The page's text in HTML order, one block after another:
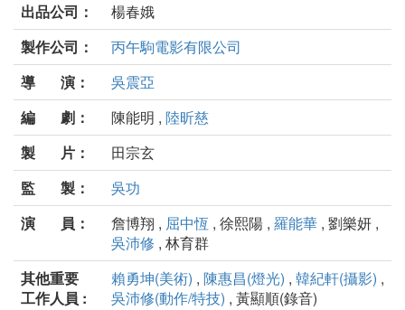
出品公司：
楊春娥
製作公司：
丙午駒電影有限公司
導 演：
吳震亞
編 劇：
陳能明 , 陸昕慈
製 片：
田宗玄
監 製：
吳功
演 員：
詹博翔 , 屈中恆 , 徐熙陽 , 羅能華 , 劉樂妍 ,
吳沛修 , 林育群
其他重要
工作人員 :
賴勇坤(美術) , 陳惠昌(燈光) , 韓紀軒(攝影) ,
吳沛修(動作/特技) , 黃顯順(錄音)